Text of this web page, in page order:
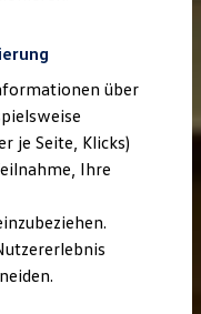
über
je Seite, Klicks)
Ihre